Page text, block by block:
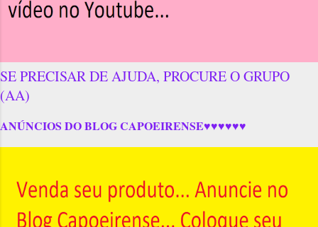
SE PRECISAR DE AJUDA, PROCURE O GRUPO
(AA)
ANÚNCIOS DO BLOG CAPOEIRENSE♥♥♥♥♥♥